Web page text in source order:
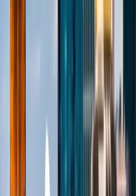
millas por su cuenta
un número máximo de
SkyMiles por presentar la
en la página de